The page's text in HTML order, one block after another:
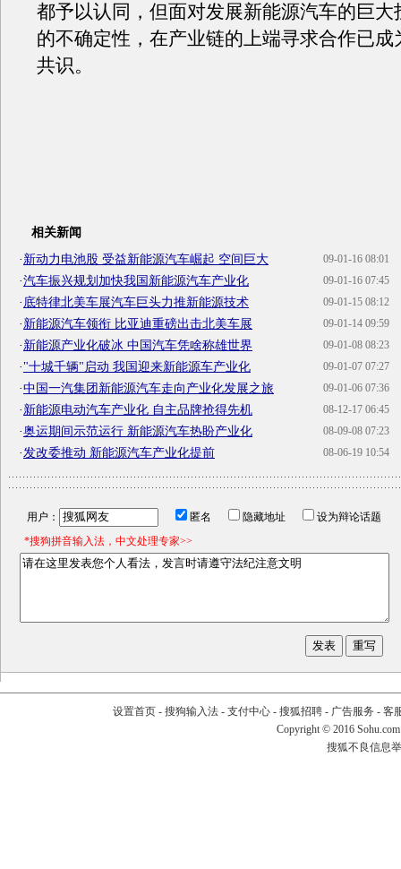
都予以认同，但面对发展新能源汽车的巨大
的不确定性，在产业链的上端寻求合作已成
共识。
相关新闻
09-01-16 08:01
·新动力电池股 受益新能源汽车崛起 空间巨大
09-01-16 07:45
·汽车振兴规划加快我国新能源汽车产业化
09-01-15 08:12
· 底特律北美车展汽车巨头力推新能源技术
09-01-14 09:59
·新能源汽车领衔 比亚迪重磅出击北美车展
09-01-08 08:23
·新能源产业化破冰 中国汽车凭啥称雄世界
09-01-07 07:27
·"十城千辆"启动 我国迎来新能源车产业化
09-01-06 07:36
·中国一汽集团新能源汽车走向产业化发展之旅
08-12-17 06:45
·新能源电动汽车产业化 自主品牌抢得先机
08-09-08 07:23
·奥运期间示范运行 新能源汽车热盼产业化
08-06-19 10:54
·发改委推动 新能源汽车产业化提前
用户： 匿名 隐藏地址
设为辩论话题
*搜狗拼音输入法，中文处理专家>>
设置首页- 搜狗输入法- 支付中心- 搜狐招聘- 广告服务 - 客
Copyright © 2016
搜狐不良信息